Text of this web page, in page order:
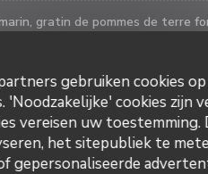
gebruiken cookies
'Noodzakelijke' cookies
vereisen uw
het sitepubliek te
gepersonaliseerde
gratin de pommes de terre
€)
roses et grises